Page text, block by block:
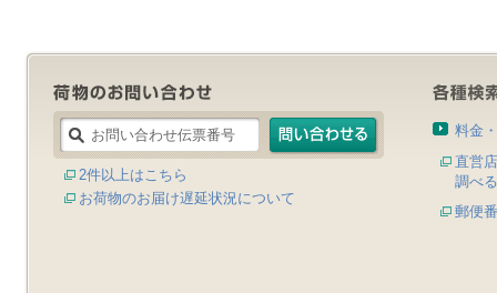
2件以上はこちら
お荷物のお届け遅延状況について
料金
直営
調べる
郵便